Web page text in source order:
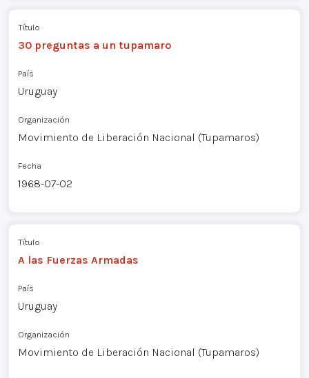
Título
30 preguntas a un tupamaro
País
Uruguay
Organización
Movimiento de Liberación Nacional (Tupamaros)
Fecha
1968-07-02
Título
A las Fuerzas Armadas
País
Uruguay
Organización
Movimiento de Liberación Nacional (Tupamaros)